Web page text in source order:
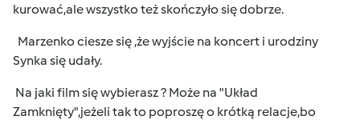
kurować,ale wszystko też skończyło się dobrze.
Marzenko ciesze się ,że wyjście na koncert i urodziny
Synka się udały.
Na jaki film się wybierasz ? Może na "Układ
Zamknięty",jeżeli tak to poproszę o krótką relacje,bo